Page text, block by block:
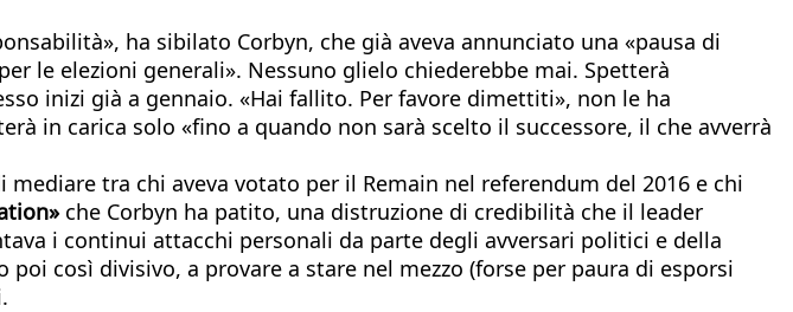
ha sibilato Corbyn, che già aveva annunciato una «pausa di
per le elezioni generali». Nessuno glielo chiederebbe mai. Spetterà
inizi già a gennaio. «Hai fallito. Per favore dimettiti», non le ha
in carica solo «fino a quando non sarà scelto il successore, il che avverrà
tra chi aveva votato per il Remain nel referendum del 2016 e chi
che Corbyn ha patito, una distruzione di credibilità che il leader
i continui attacchi personali da parte degli avversari politici e della
così divisivo, a provare a stare nel mezzo (forse per paura di esporsi